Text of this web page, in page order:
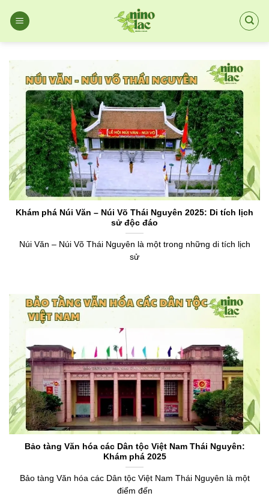
đến
Khám phá Núi Văn – Núi Võ Thái Nguyên 2025: Di tích lịch
sử độc đáo
Núi Văn – Núi Võ Thái Nguyên là một trong những di tích lịch
sử
Bảo tàng Văn hóa các Dân tộc Việt Nam Thái Nguyên:
Khám phá 2025
Bảo tàng Văn hóa các Dân tộc Việt Nam Thái Nguyên là một
điểm đến